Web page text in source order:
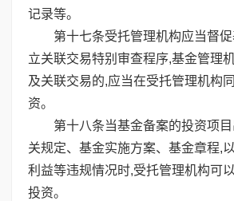
记录等。
第十七条受托管理机构应当督促
立关联交易特别审查程序,基金管理
及关联交易的,应当在受托管理机构
资。
第十八条当基金备案的投资项目
关规定、基金实施方案、基金章程,
利益等违规情况时,受托管理机构可
投资。